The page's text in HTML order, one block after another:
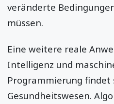
veränderte
müssen.
Eine weitere reale
Intelligenz und
Programmierung findet
Gesundheitswesen.